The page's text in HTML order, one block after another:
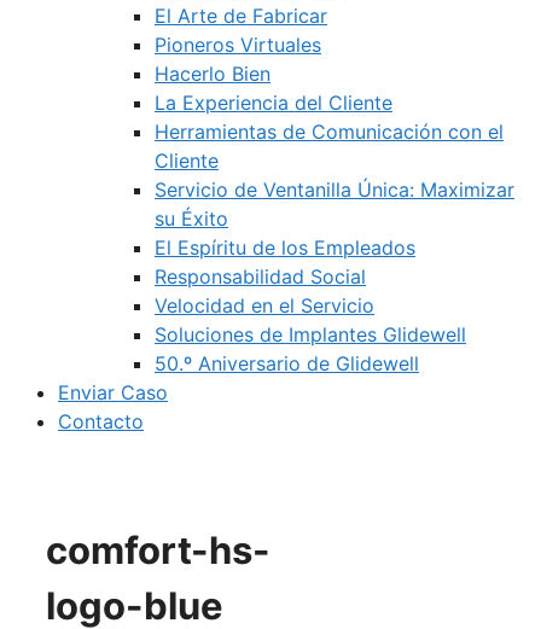
El Arte de Fabricar
Pioneros Virtuales
Hacerlo Bien
La Experiencia del Cliente
Herramientas de Comunicación con el
Cliente
Servicio de Ventanilla Única: Maximizar
su Éxito
El Espíritu de los Empleados
Responsabilidad Social
Velocidad en el Servicio
Soluciones de Implantes Glidewell
50.º Aniversario de Glidewell
Enviar Caso
Contacto
comfort-hs-
logo-blue